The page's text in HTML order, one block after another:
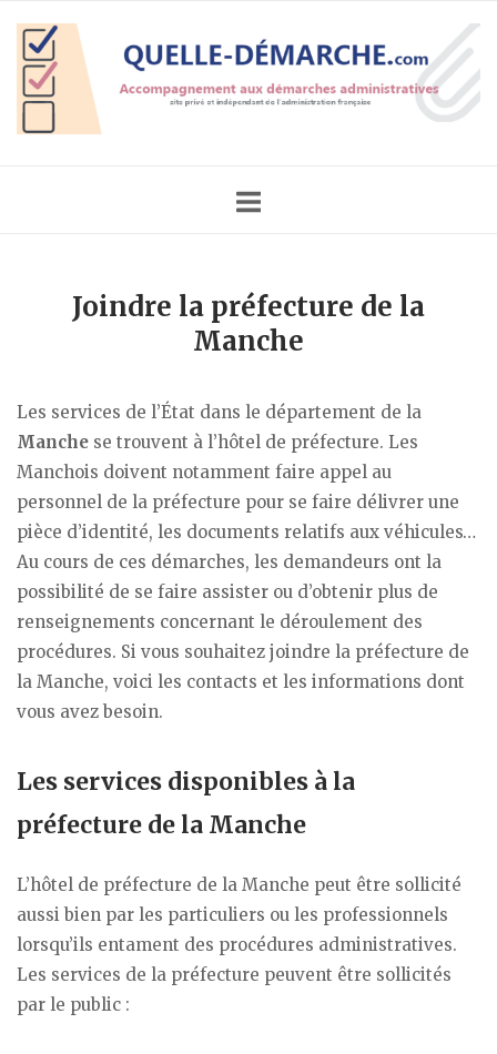
content
Home
Joindre la préfecture de la
Manche
Les services de l’État dans le département de la
Manche se trouvent à l’hôtel de préfecture. Les
Manchois doivent notamment faire appel au
personnel de la préfecture pour se faire délivrer une
pièce d’identité, les documents relatifs aux véhicules…
Au cours de ces démarches, les demandeurs ont la
possibilité de se faire assister ou d’obtenir plus de
renseignements concernant le déroulement des
procédures. Si vous souhaitez joindre la préfecture de
la Manche, voici les contacts et les informations dont
vous avez besoin.
Les services disponibles à la
préfecture de la Manche
L’hôtel de préfecture de la Manche peut être sollicité
aussi bien par les particuliers ou les professionnels
lorsqu’ils entament des procédures administratives.
Les services de la préfecture peuvent être sollicités
par le public :